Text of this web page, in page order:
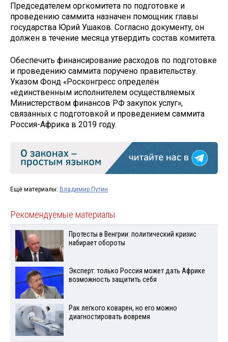
Председателем оргкомитета по подготовке и
проведению саммита назначен помощник главы
государства Юрий Ушаков. Согласно документу, он
должен в течение месяца утвердить состав комитета.
Обеспечить финансирование расходов по подготовке
и проведению саммита поручено правительству.
Указом Фонд «Росконгресс определён
«единственным исполнителем осуществляемых
Министерством финансов РФ закупок услуг»,
связанных с подготовкой и проведением саммита
Россия-Африка в 2019 году.
Ещё материалы: Владимир Путин
Рекомендуемые материалы
Протесты в Венгрии: политический кризис
набирает обороты
Эксперт: только Россия может дать Африке
возможность защитить себя
Рак легкого коварен, но его можно
диагностировать вовремя